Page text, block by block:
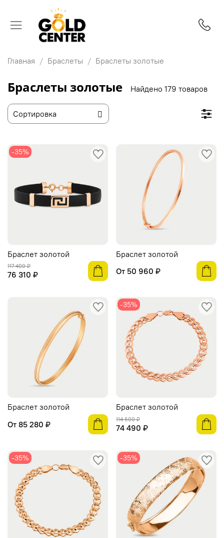
Главная Браслеты Браслеты золотые
Браслеты золотые Найдено 179 товаров
-35%
Браслет золотой
117 400 ₽
76 310 ₽
Браслет золотой
От 50 960 ₽
Браслет золотой
От 85 280 ₽
-35%
Браслет золотой
114 600 ₽
74 490 ₽
-35% -35%